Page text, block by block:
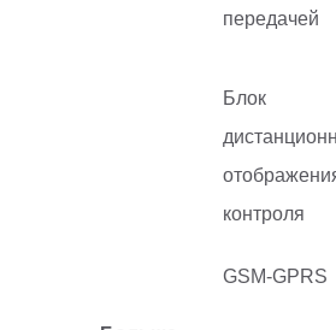
передачей
Блок
контроля
GSM-GPRS